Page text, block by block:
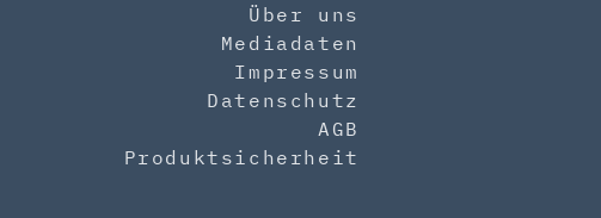
Über uns
Mediadaten
Impressum
Datenschutz
AGB
Produktsicherheit